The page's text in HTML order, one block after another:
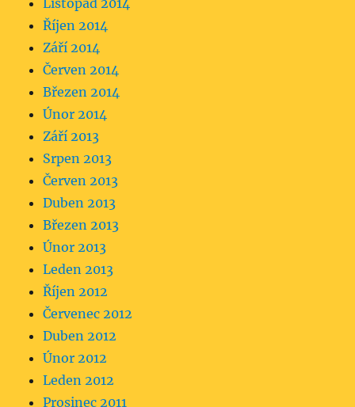
Listopad 2014
Říjen 2014
Září 2014
Červen 2014
Březen 2014
Únor 2014
Září 2013
Srpen 2013
Červen 2013
Duben 2013
Březen 2013
Únor 2013
Leden 2013
Říjen 2012
Červenec 2012
Duben 2012
Únor 2012
Leden 2012
Prosinec 2011